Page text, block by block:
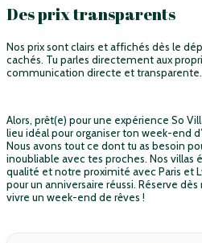
Des prix transparents
Nos prix sont clairs et affichés dès le
cachés. Tu parles directement aux
communication directe et transparente.
Alors, prêt(e) pour une expérience So
lieu idéal pour organiser ton week-end
Nous avons tout ce dont tu as besoin
inoubliable avec tes proches. Nos villas
qualité et notre proximité avec Paris et
pour un anniversaire réussi. Réserve
vivre un week-end de rêves !